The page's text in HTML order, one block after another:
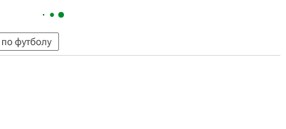
футболу